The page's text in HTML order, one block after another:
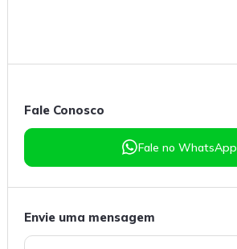
Fale Conosco
Fale no WhatsApp
Envie uma mensagem